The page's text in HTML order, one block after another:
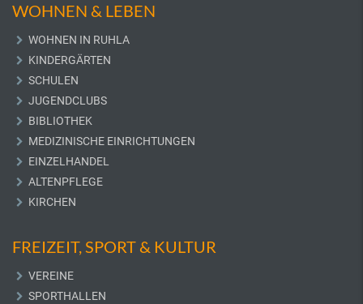
WOHNEN & LEBEN
WOHNEN IN RUHLA
KINDERGÄRTEN
SCHULEN
JUGENDCLUBS
BIBLIOTHEK
MEDIZINISCHE EINRICHTUNGEN
EINZELHANDEL
ALTENPFLEGE
KIRCHEN
FREIZEIT, SPORT & KULTUR
VEREINE
SPORTHALLEN